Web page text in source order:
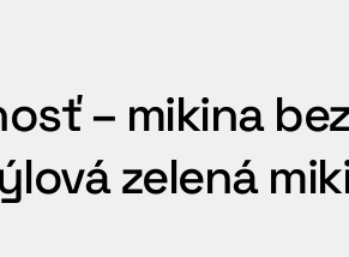
– mikina
zelená